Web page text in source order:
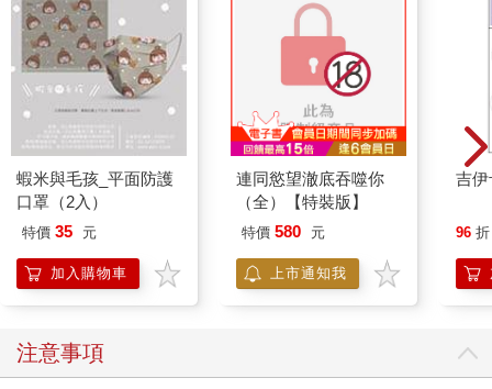
蝦米與毛孩_平面防護
口罩（2入）
特價 35 元
加入購物車
連同慾望澈底吞噬你
（全）【特裝版】
特價 580 元
上市通知我
吉
96 折
注意事項